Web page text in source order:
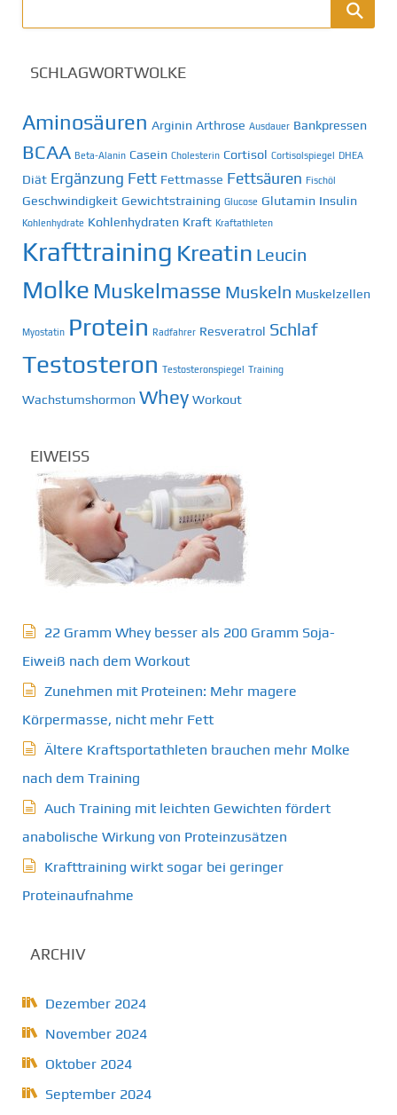
SCHLAGWORTWOLKE
Aminosäuren Arginin Arthrose Ausdauer Bankpressen
BCAA Beta-Alanin Casein Cholesterin Cortisol Cortisolspiegel DHEA
Diät Ergänzung Fett Fettmasse Fettsäuren Fischöl
Geschwindigkeit Gewichtstraining Glucose Glutamin Insulin
Kohlenhydrate Kohlenhydraten Kraft Kraftathleten
Krafttraining Kreatin Leucin
Molke Muskelmasse Muskeln Muskelzellen
Myostatin Protein Radfahrer Resveratrol Schlaf
Testosteron Testosteronspiegel Training
Wachstumshormon Whey Workout
EIWEISS
22 Gramm Whey besser als 200 Gramm Soja-
Eiweiß nach dem Workout
Zunehmen mit Proteinen: Mehr magere
Körpermasse, nicht mehr Fett
Ältere Kraftsportathleten brauchen mehr Molke
nach dem Training
Auch Training mit leichten Gewichten fördert
anabolische Wirkung von Proteinzusätzen
Krafttraining wirkt sogar bei geringer
Proteinaufnahme
ARCHIV
Dezember 2024
November 2024
Oktober 2024
September 2024